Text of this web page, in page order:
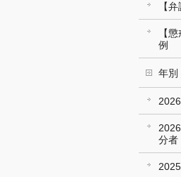
【
【
例
年別
分者